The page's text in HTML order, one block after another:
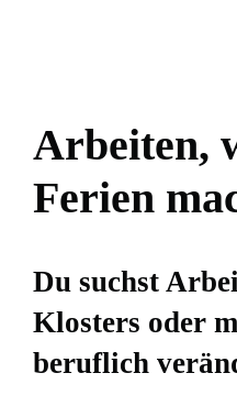
Arbeiten,
Ferien
Du suchst
Klosters oder
beruflich